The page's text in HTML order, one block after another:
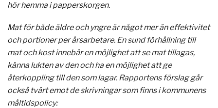
hör hemma i papperskorgen.
Mat för både äldre och yngre är något mer än effektivitet
och portioner per årsarbetare. En sund förhållning till
mat och kost innebär en möjlighet att se mat tillagas,
känna lukten av den och ha en möjlighet att ge
återkoppling till den som lagar. Rapportens förslag går
också tvärt emot de skrivningar som finns i kommunens
måltidspolicy: